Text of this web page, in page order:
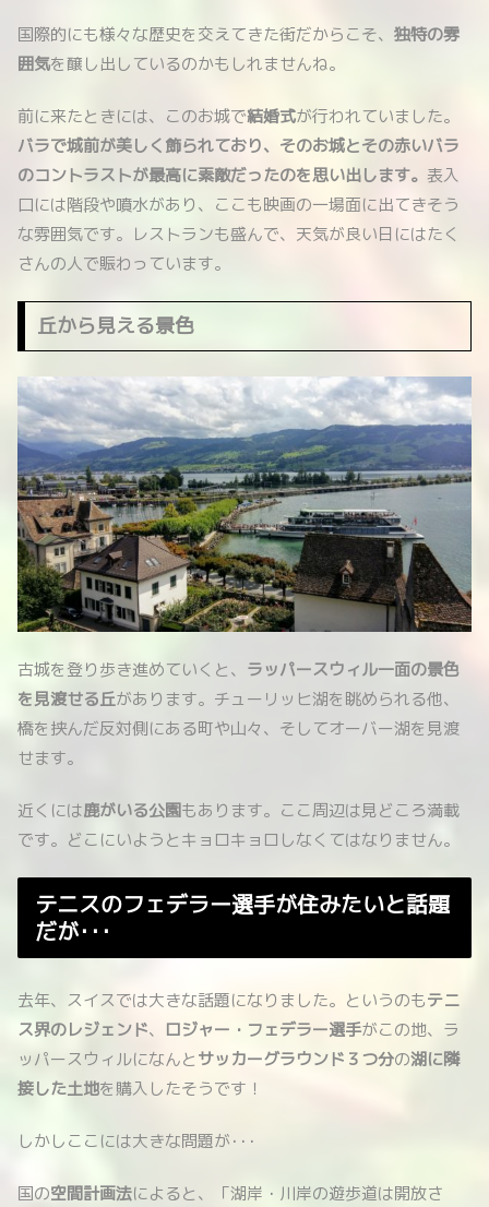
国際的にも様々な歴史を交えてきた街だからこそ、 独特の雰
囲気を醸し出しているのかもしれませんね。
前に来たときには、このお城で結婚式が行われていました。
バラで城前が美しく飾られており、そのお城とその赤いバラ
のコントラストが最高に素敵だったのを思い出します。 表入
口には階段や噴水があり、ここも映画の一場面に出てきそう
な雰囲気です。レストランも盛んで、天気が良い日にはたく
さんの人で賑わっています。
丘から見える景色
古城を登り歩き進めていくと、 ラッパースウィル一面の景色
を見渡せる丘があります。チューリッヒ湖を眺められる他、
橋を挟んだ反対側にある町や山々、そしてオーバー湖を見渡
せます。
近くには鹿がいる公園もあります。ここ周辺は見どころ満載
です。どこにいようとキョロキョロしなくてはなりません。
テニスのフェデラー選手が住みたいと話題
だが･･･
去年、スイスでは大きな話題になりました。というのもテニ
ス界のレジェンド、 ロジャー・フェデラー選手がこの地、ラ
ッパースウィルになんとサッカーグラウンド３つ分の湖に隣
接した土地を購入したそうです！
しかしここには大きな問題が･･･
国の空間計画法によると、「湖岸・川岸の遊歩道は開放さ